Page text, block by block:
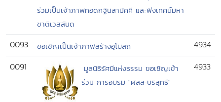
ร่วมเป็นเจ้าภาพทอดกฐินสามัคคี และฟังเทศน์มหา
ชาติเวสสันด
0093 ชอเชิญเป็นเจ้าภาพสร้างอุโบสถ
4934
0091
มูลนิธิรัศมีแห่งธรรม ขอเชิญเข้า
ร่วม การอบรม "ผัสสะบริสุทธิ์"
4933